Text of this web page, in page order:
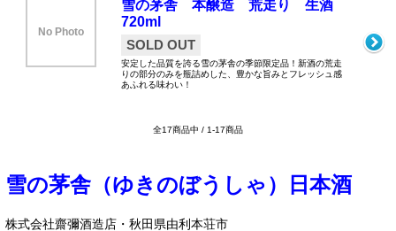
No Photo
雪の茅舎 本醸造 荒走り 生酒
720ml
SOLD OUT
安定した品質を誇る雪の茅舎の季節限定品！新酒の荒走
りの部分のみを瓶詰めした、豊かな旨みとフレッシュ感
あふれる味わい！
全17商品中 / 1-17商品
雪の茅舎（ゆきのぼうしゃ）日本酒
株式会社齋彌酒造店・秋田県由利本荘市